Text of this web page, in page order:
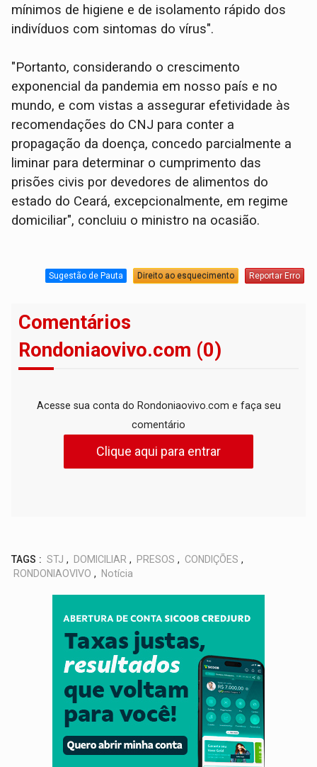
mínimos de higiene e de isolamento rápido dos
indivíduos com sintomas do vírus".
"Portanto, considerando o crescimento
exponencial da pandemia em nosso país e no
mundo, e com vistas a assegurar efetividade às
recomendações do CNJ para conter a
propagação da doença, concedo parcialmente a
liminar para determinar o cumprimento das
prisões civis por devedores de alimentos do
estado do Ceará, excepcionalmente, em regime
domiciliar", concluiu o ministro na ocasião.
Sugestão de Pauta Direito ao esquecimento Reportar Erro
Comentários
Rondoniaovivo.com (0)
Acesse sua conta do Rondoniaovivo.com e faça seu
comentário
Clique aqui para entrar
TAGS : STJ , DOMICILIAR , PRESOS , CONDIÇÕES ,
RONDONIAOVIVO , Notícia